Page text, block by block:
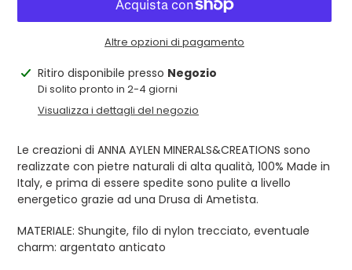
Altre opzioni di pagamento
Inserimento
prodotto
Ritiro disponibile presso Negozio
Di solito pronto in 2-4 giorni
Visualizza i dettagli del negozio
Le creazioni di ANNA AYLEN MINERALS&CREATIONS sono
realizzate con pietre naturali di alta qualità, 100% Made in
Italy, e prima di essere spedite sono pulite a livello
energetico grazie ad una Drusa di Ametista.
MATERIALE: Shungite, filo di nylon trecciato, eventuale
charm: argentato anticato